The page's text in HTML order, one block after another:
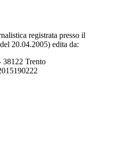
registrata presso il
20.04.2005) edita da:
38122 Trento